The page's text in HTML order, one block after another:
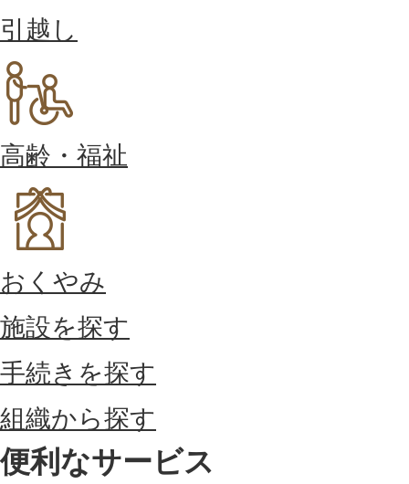
引越し
高齢・福祉
おくやみ
施設を探す
手続きを探す
組織から探す
便利なサービス